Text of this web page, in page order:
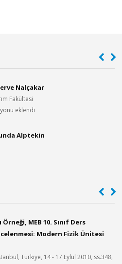
Nalçakar
Fakültesi
eklendi
Alptekin
MEB 10. Sınıf Ders
Modern Fizik Ünitesi
Türkiye, 14 - 17 Eylül 2010, ss.348,